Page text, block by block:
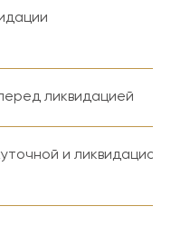
ликвидацией
и